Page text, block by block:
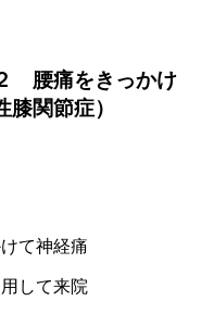
腰痛をきっかけ
関節症）
て神経痛
して来院